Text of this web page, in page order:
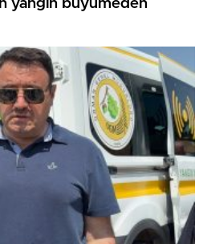
yangın büyümeden